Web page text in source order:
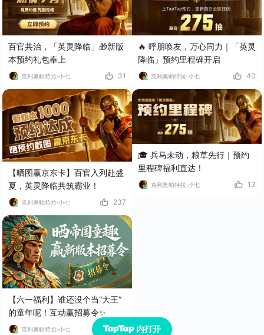
百官共治，「英灵降临」🎁新版
本预约礼包奉上
克利奥帕特拉·小七 31
【晒图赢京东卡】百官入列赴盛
夏，英灵降临共筑霸业！
克利奥帕特拉·小七 237
【六一福利】谁还没个当“大王”
的童年呢！互动赢招募令✨
克利奥帕特拉·小七 16
🔥 呼朋唤友，万心同力｜「英灵
降临」预约里程碑开启
克利奥帕特拉·小七 40
🎓 兵马未动，粮草先行｜预约
里程碑福利直达！
克利奥帕特拉·小七 13
内打开